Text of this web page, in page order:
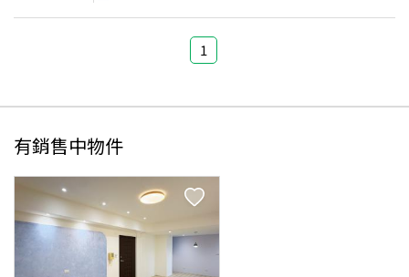
1
有銷售中物件